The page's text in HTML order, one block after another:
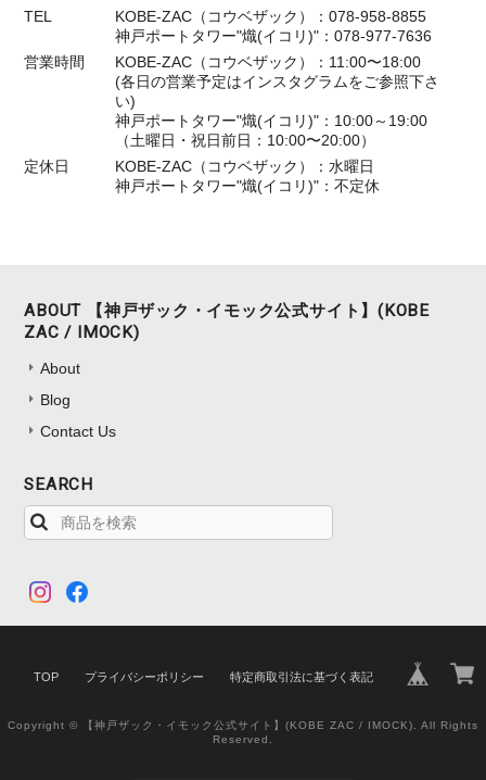
TEL
KOBE-ZAC（コウベザック）：078-958-8855
神戸ポートタワー"熾(イコリ)"：078-977-7636
営業時間
KOBE-ZAC（コウベザック）：11:00〜18:00
(各日の営業予定はインスタグラムをご参照下さ
い)
神戸ポートタワー"熾(イコリ)"：10:00～19:00
（土曜日・祝日前日：10:00〜20:00）
定休日
KOBE-ZAC（コウベザック）：水曜日
神戸ポートタワー"熾(イコリ)"：不定休
ABOUT 【神戸ザック・イモック公式サイト】(KOBE
ZAC / IMOCK)
About
Blog
Contact Us
SEARCH
TOP プライバシーポリシー 特定商取引法に基づく表記
Copyright © 【神戸ザック・イモック公式サイト】(KOBE ZAC / IMOCK). All Rights
Reserved.